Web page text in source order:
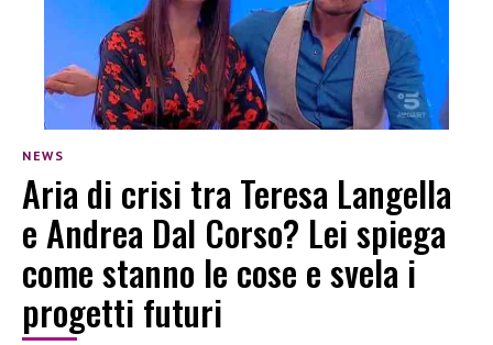
NEWS
Aria di crisi tra Teresa Langella
e Andrea Dal Corso? Lei spiega
come stanno le cose e svela i
progetti futuri